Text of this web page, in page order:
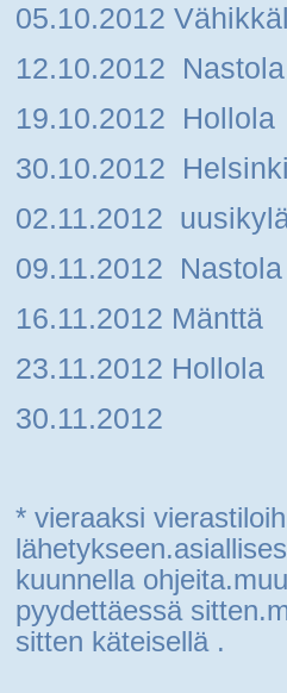
05.10.2012
12.10.2012
19.10.2012 Hollola
30.10.2012
02.11.2012
09.11.2012
16.11.2012 Mänttä
23.11.2012 Hollola
30.11.2012
* vieraaksi
kuunnella
pyydettäessä
sitten käteisellä .